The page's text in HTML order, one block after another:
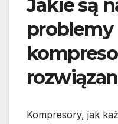
Jakie są
problemy
Kompresory, jak